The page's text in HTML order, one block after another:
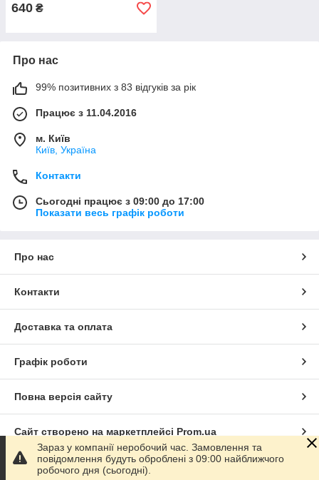
640 ₴
Про нас
99% позитивних з 83 відгуків за рік
Працює з 11.04.2016
м. Київ
Київ, Україна
Контакти
Сьогодні працює з 09:00 до 17:00
Показати весь графік роботи
Про нас
Контакти
Доставка та оплата
Графік роботи
Повна версія сайту
Сайт створено на маркетплейсі Prom.ua
Політика конфіденційності
Зараз у компанії неробочий час. Замовлення та
повідомлення будуть оброблені з 09:00 найближчого
робочого дня (сьогодні).